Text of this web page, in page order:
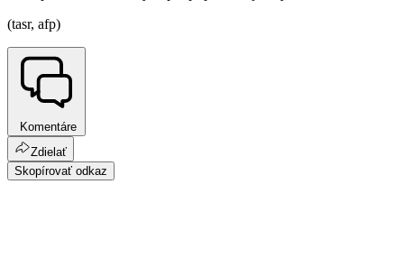
(tasr, afp)
Komentáre
Zdielať
Skopírovať odkaz